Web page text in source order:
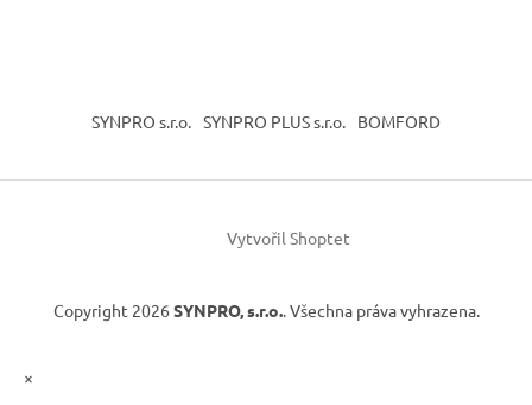
SYNPRO s.r.o. SYNPRO PLUS s.r.o. BOMFORD
Vytvořil Shoptet
Copyright 2026 SYNPRO, s.r.o.. Všechna práva vyhrazena.
×